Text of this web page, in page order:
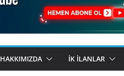
HAKKIMIZDA İK İLANLAR